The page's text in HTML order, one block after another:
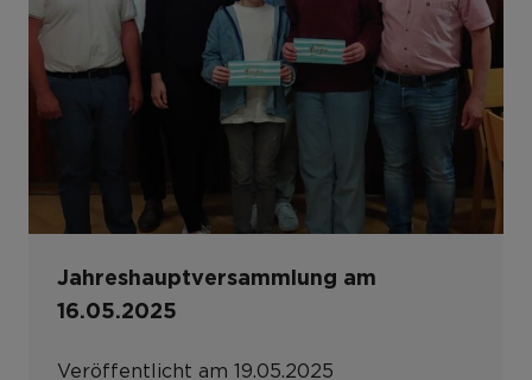
Jahreshauptversammlung am
16.05.2025
Veröffentlicht am 19.05.2025